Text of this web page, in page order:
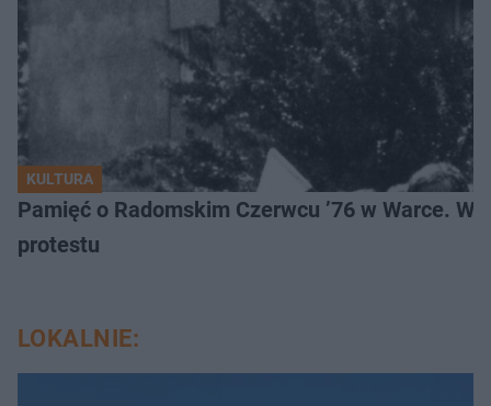
KULTURA
Pamięć o Radomskim Czerwcu ’76 w Warce.
protestu
LOKALNIE: